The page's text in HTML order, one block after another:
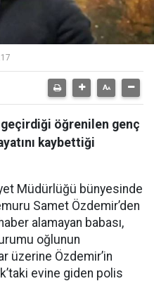
geçirdiği öğrenilen genç
kaybettiği
Müdürlüğü bünyesinde
Samet Özdemir’den
alamayan babası,
oğlunun
üzerine Özdemir’in
evine giden polis